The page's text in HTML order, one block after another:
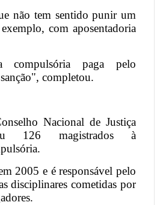
não tem sentido punir um
com aposentadoria
compulsória paga pelo
completou.
Nacional de Justiça
126 magistrados à
2005 e é responsável pelo
disciplinares cometidas por